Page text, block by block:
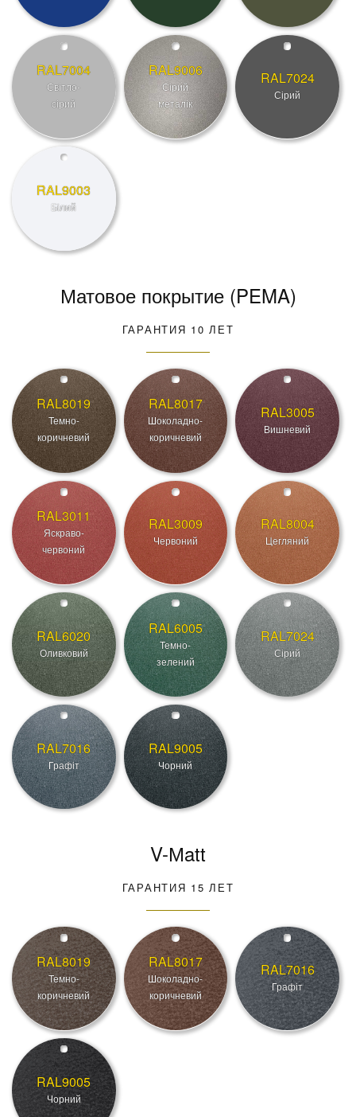
RAL7004
Світло-
сірий
RAL9006
Сірий
металік
RAL7024
Сірий
RAL9003
Білий
Матовое покрытие (PEMA)
ГАРАНТИЯ 10 ЛЕТ
RAL8019
Темно-
коричневий
RAL8017
Шоколадно-
коричневий
RAL3005
Вишневий
RAL3011
Яскраво-
червоний
RAL3009
Червоний
RAL8004
Цегляний
RAL6020
Оливковий
RAL6005
Темно-
зелений
RAL7024
Сірий
RAL7016
Графіт
RAL9005
Чорний
V-Мatt
ГАРАНТИЯ 15 ЛЕТ
RAL8019
Темно-
коричневий
RAL8017
Шоколадно-
коричневий
RAL7016
Графіт
RAL9005
Чорний